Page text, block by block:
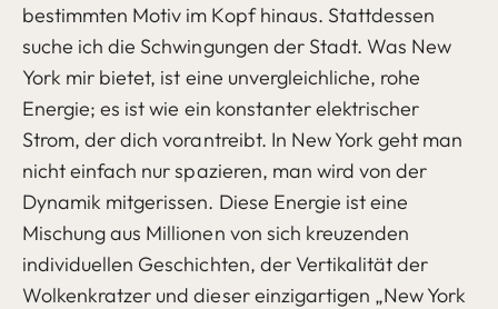
bestimmten Motiv im Kopf hinaus. Stattdessen
suche ich die Schwingungen der Stadt. Was New
York mir bietet, ist eine unvergleichliche, rohe
Energie; es ist wie ein konstanter elektrischer
Strom, der dich vorantreibt. In New York geht man
nicht einfach nur spazieren, man wird von der
Dynamik mitgerissen. Diese Energie ist eine
Mischung aus Millionen von sich kreuzenden
individuellen Geschichten, der Vertikalität der
Wolkenkratzer und dieser einzigartigen „New York